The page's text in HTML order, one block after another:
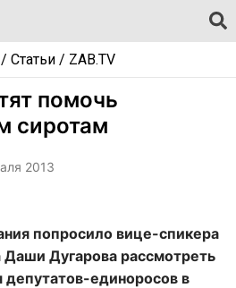
Статьи/ ZAB.TV
помочь
сиротам
2013
попросило вице-спикера
Даши Дугарова рассмотреть
депутатов-единоросов в